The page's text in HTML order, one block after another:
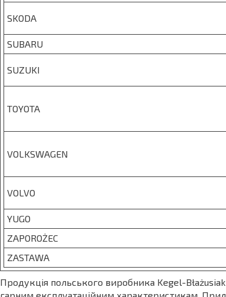
SKODA
SUBARU
SUZUKI
TOYOTA
VOLKSWAGEN
VOLVO
YUGO
ZAPOROŻEC
ZASTAWA
Продукція польського виробника Kegel-